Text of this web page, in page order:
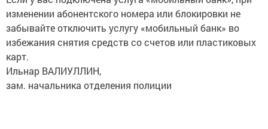
изменении абонентского номера или блокировки не
забывайте отключить услугу «мобильный банк» во
избежания снятия средств со счетов или пластиковых
карт.
Ильнар ВАЛИУЛЛИН,
зам. начальника отделения полиции